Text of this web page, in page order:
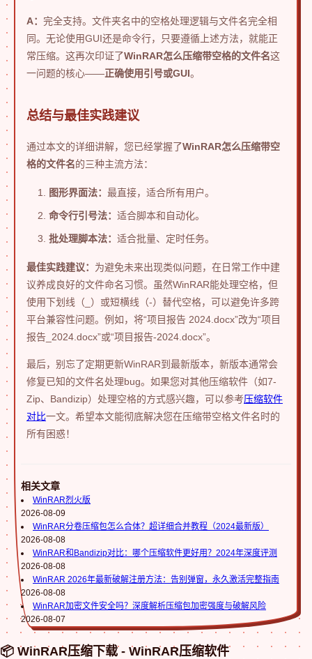
A： 完全支持。文件夹名中的空格处理逻辑与文件名完全相
同。无论使用GUI还是命令行，只要遵循上述方法，就能正
常压缩。这再次印证了WinRAR怎么压缩带空格的文件名这
一问题的核心——正确使用引号或GUI。
总结与最佳实践建议
通过本文的详细讲解，您已经掌握了WinRAR怎么压缩带空
格的文件名的三种主流方法：
图形界面法： 最直接，适合所有用户。
命令行引号法： 适合脚本和自动化。
批处理脚本法： 适合批量、定时任务。
最佳实践建议： 为避免未来出现类似问题，在日常工作中建
议养成良好的文件命名习惯。虽然WinRAR能处理空格，但
使用下划线（_）或短横线（-）替代空格，可以避免许多跨
平台兼容性问题。例如，将“项目报告 2024.docx”改为“项目
报告_2024.docx”或“项目报告-2024.docx”。
最后，别忘了定期更新WinRAR到最新版本，新版本通常会
修复已知的文件名处理bug。如果您对其他压缩软件（如7-
Zip、Bandizip）处理空格的方式感兴趣，可以参考压缩软件
对比一文。希望本文能彻底解决您在压缩带空格文件名时的
所有困惑！
相关文章
WinRAR烈火版
2026-08-09
WinRAR分卷压缩包怎么合体？超详细合并教程（2024最新版）
2026-08-08
WinRAR和Bandizip对比：哪个压缩软件更好用？2024年深度评测
2026-08-08
WinRAR 2026年最新破解注册方法：告别弹窗，永久激活完整指南
2026-08-08
WinRAR加密文件安全吗？深度解析压缩包加密强度与破解风险
2026-08-07
📦 WinRAR压缩下载 - WinRAR压缩软件